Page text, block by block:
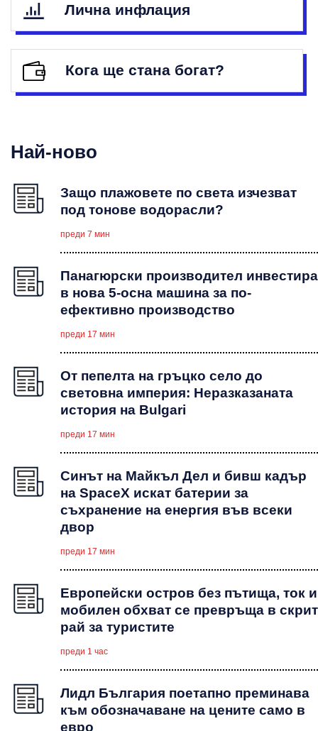
Лична инфлация
Кога ще стана богат?
Най-ново
Защо плажовете по света изчезват
под тонове водорасли?
преди 7 мин
Панагюрски производител инвестира
в нова 5-осна машина за по-
ефективно производство
преди 17 мин
От пепелта на гръцко село до
световна империя: Неразказаната
история на Bulgari
преди 17 мин
Синът на Майкъл Дeл и бивш кадър
на SpaceX искат батерии за
съхранение на енергия във всеки
двор
преди 17 мин
Европейски остров без пътища, ток и
мобилен обхват се превръща в скрит
рай за туристите
преди 1 час
Лидл България поетапно преминава
към обозначаване на цените само в
евро